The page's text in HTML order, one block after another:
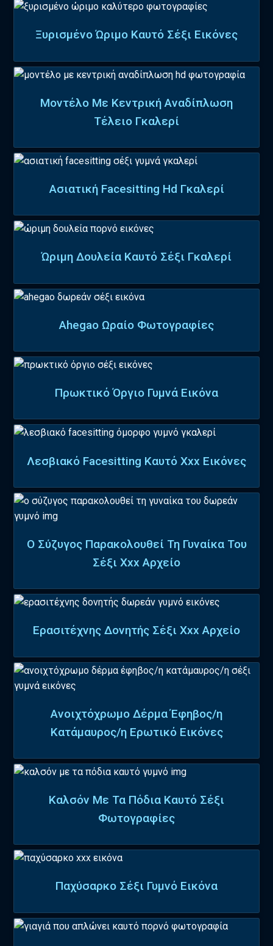
Ξυρισμένο Ώριμο Καυτό Σέξι Εικόνες
Μοντέλο Με Κεντρική Αναδίπλωση
Τέλειο Γκαλερί
Ασιατική Facesitting Hd Γκαλερί
Ώριμη Δουλεία Καυτό Σέξι Γκαλερί
Ahegao Ωραίο Φωτογραφίες
Πρωκτικό Όργιο Γυμνά Εικόνα
Λεσβιακό Facesitting Καυτό Xxx Εικόνες
Ο Σύζυγος Παρακολουθεί Τη Γυναίκα Του
Σέξι Xxx Αρχείο
Ερασιτέχνης Δονητής Σέξι Xxx Αρχείο
Ανοιχτόχρωμο Δέρμα Έφηβος/η
Κατάμαυρος/η Ερωτικό Εικόνες
Καλσόν Με Τα Πόδια Καυτό Σέξι
Φωτογραφίες
Παχύσαρκο Σέξι Γυμνό Εικόνα